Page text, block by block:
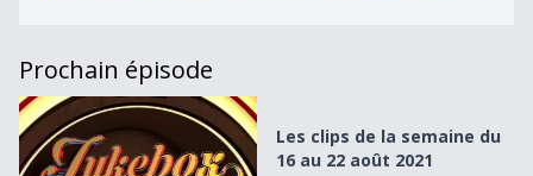
Prochain épisode
Les clips de la semaine du 16 au 22 août 2021
Les clips de la semaine du
16 au 22 août 2021